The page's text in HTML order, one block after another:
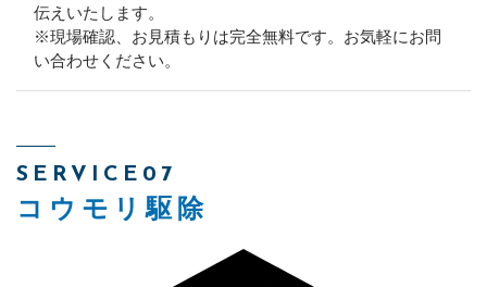
伝えいたします。
※現場確認、お見積もりは完全無料です。お気軽にお問
い合わせください。
SERVICE07
コウモリ駆除